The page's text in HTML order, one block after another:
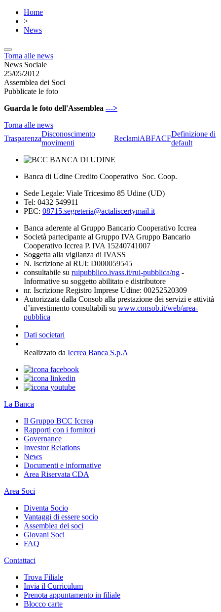
Home
>
News
Torna alle news
News Sociale
25/05/2012
Assemblea dei Soci
Pubblicate le foto
Guarda le foto dell'Assemblea --->
Torna alle news
Trasparenza
Disconoscimento
movimenti
ReclamiABFACF
Definizione di
default
Banca di Udine Credito Cooperativo Soc. Coop.
Sede Legale: Viale Tricesimo 85 Udine (UD)
Tel: 0432 549911
PEC: 08715.segreteria@actaliscertymail.it
Banca aderente al Gruppo Bancario Cooperativo Iccrea
Società partecipante al Gruppo IVA Gruppo Bancario
Cooperativo Iccrea P. IVA 15240741007
Soggetta alla vigilanza di IVASS
N. Iscrizione al RUI: D000059545
consultabile su ruipubblico.ivass.it/rui-pubblica/ng -
Informative su soggetto abilitato e distributore
nr. Iscrizione Registro Imprese Udine: 00252520309
Autorizzata dalla Consob alla prestazione dei servizi e attività
d’investimento consultabili su www.consob.it/web/area-
pubblica
Dati societari
Realizzato da Iccrea Banca S.p.A
La Banca
Il Gruppo BCC Iccrea
Rapporti con i fornitori
Governance
Investor Relations
News
Documenti e informative
Area Riservata CDA
Area Soci
Diventa Socio
Vantaggi di essere socio
Assemblea dei soci
Giovani Soci
FAQ
Contattaci
Trova Filiale
Invia il Curriculum
Prenota appuntamento in filiale
Blocco carte